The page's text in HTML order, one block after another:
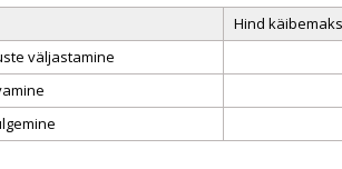
Hind
väljastamine